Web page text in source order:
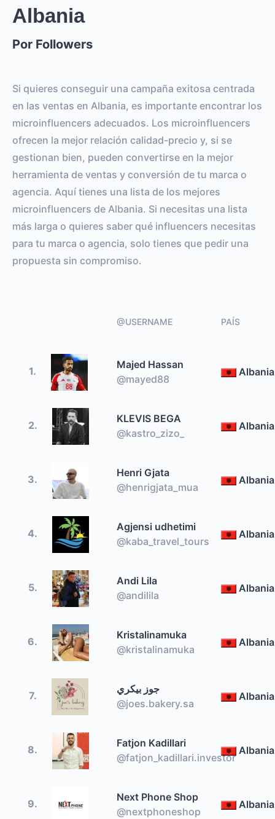
0
SEGUIDORES
Albania
Por Followers
Si quieres conseguir una campaña exitosa centrada
en las ventas en Albania, es importante encontrar los
microinfluencers adecuados. Los microinfluencers
ofrecen la mejor relación calidad-precio y, si se
gestionan bien, pueden convertirse en la mejor
herramienta de ventas y conversión de tu marca o
agencia. Aquí tienes una lista de los mejores
microinfluencers de Albania. Si necesitas una lista
más larga o quieres saber qué influencers necesitas
para tu marca o agencia, solo tienes que pedir una
propuesta sin compromiso.
@USERNAME PAÍS
1.
Majed Hassan
@mayed88
Albania
2.
KLEVIS BEGA
@kastro_zizo_
Albania
3.
Henri Gjata
@henrigjata_mua
Albania
4.
Agjensi udhetimi
@kaba_travel_tours
Albania
5.
Andi Lila
@andilila
Albania
6.
Kristalinamuka
@kristalinamuka
Albania
7.
جوز بيكري
@joes.bakery.sa
Albania
8.
Fatjon Kadillari
@fatjon_kadillari.investor
Albania
9.
Next Phone Shop
@nextphoneshop
Albania